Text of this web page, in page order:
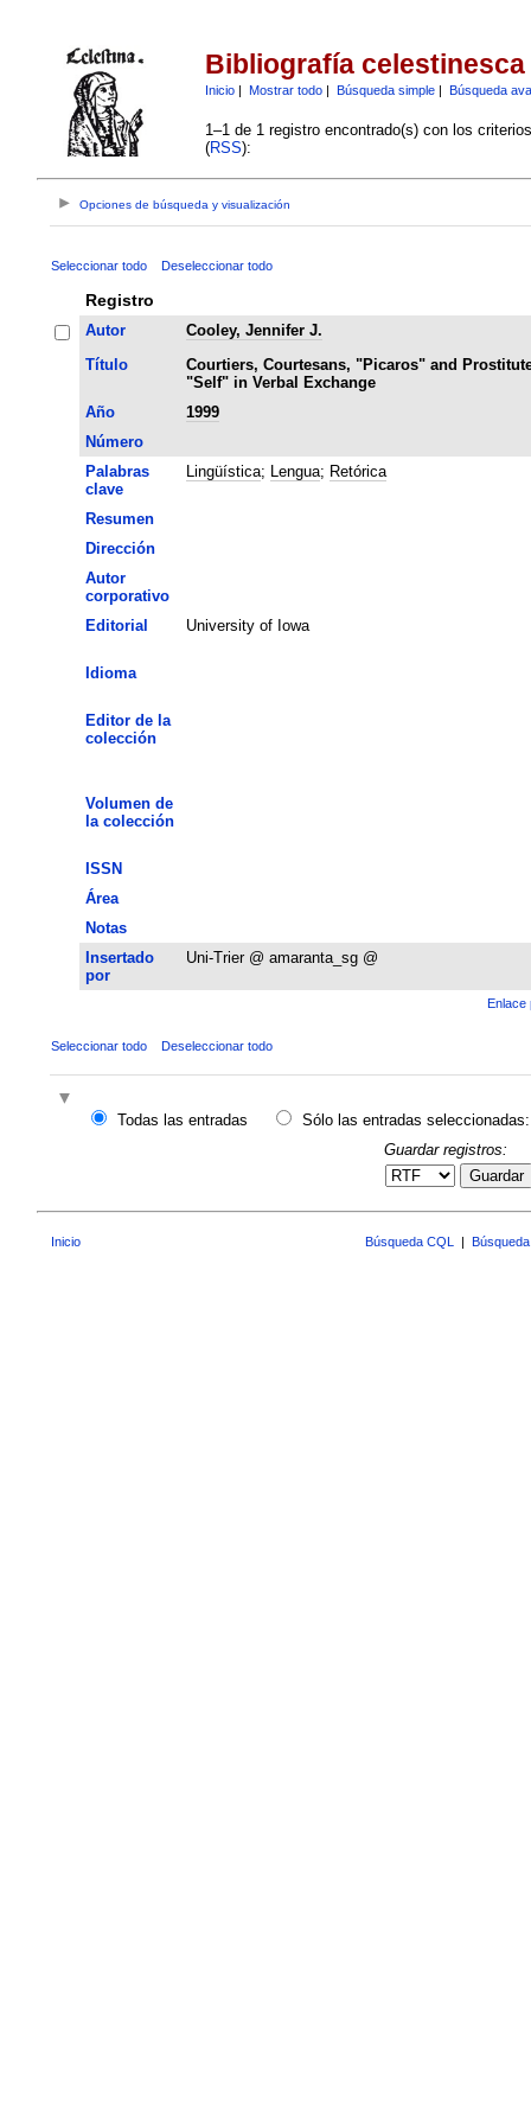
Bibliografía celestinesca
Inicio| Mostrar todo| Búsqueda simple| Búsqueda
1–1 de 1 registro encontrado(s) con los
(RSS):
Opciones de búsqueda y visualización
Seleccionar todo Deseleccionar todo
Registro
Autor
Cooley, Jennifer J.
Título
Courtiers, Courtesans, "Picaros" and
"Self" in Verbal Exchange
Año
1999
Número
Palabras
clave
Lingüística; Lengua; Retórica
Resumen
Dirección
Autor
corporativo
Editorial
University of Iowa
Idioma
Editor de la
colección
Volumen de
la colección
ISSN
Área
Notas
Insertado
por
Uni-Trier @ amaranta_sg @
Enlace
Seleccionar todo Deseleccionar todo
Todas las entradas
Sólo las entradas seleccionadas:
Guardar registros:
Guardar
Inicio Búsqueda CQL